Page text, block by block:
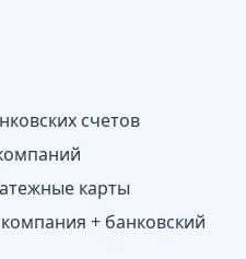
счетов
карты
+ банковский